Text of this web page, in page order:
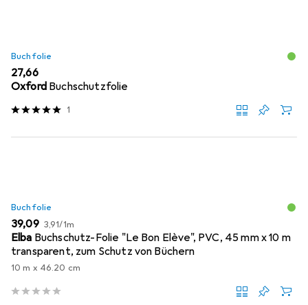
Buchfolie
EUR
27,66
Oxford Buchschutzfolie
1
Buchfolie
EUR
39,09 EUR
3,91/1m
Elba Buchschutz-Folie "Le Bon Elève", PVC, 45 mm x 10 m
transparent, zum Schutz von Büchern
10 m x 46.20 cm